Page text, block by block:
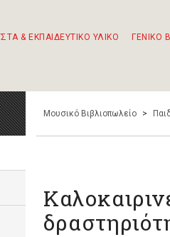
& ΕΚΠΑΙΔΕΥΤΙΚΟ ΥΛΙΚΟ ΓΕΝΙΚΟ
Μουσικό Βιβλιοπωλείο >